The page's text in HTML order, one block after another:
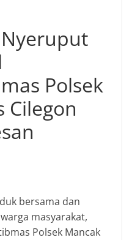
Polsek
Cilegon
bersama dan
masyarakat,
Polsek Mancak